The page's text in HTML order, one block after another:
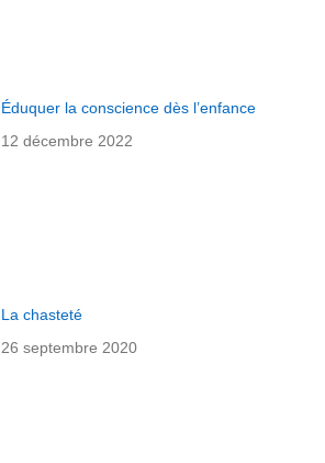
Éduquer la conscience dès l’enfance
12 décembre 2022
La chasteté
26 septembre 2020